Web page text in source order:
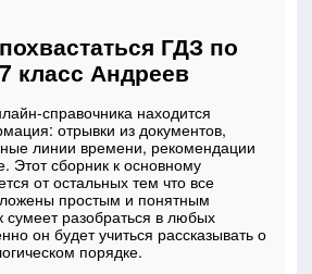
ГДЗ по
класс Андреев
справочника находится
отрывки из документов,
линии времени, рекомендации
Этот сборник к основному
от остальных тем что все
простым и понятным
сумеет разобраться в любых
он будет учиться рассказывать о
порядке.